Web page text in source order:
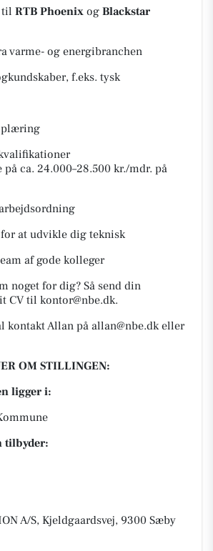
til RTB Phoenix og Blackstar
varme- og energibranchen
f.eks. tysk
på ca. 24.000–28.500 kr./mdr. på
at udvikle dig teknisk
af gode kolleger
noget for dig? Så send din
CV til kontor@nbe.dk.
kontakt Allan på allan@nbe.dkeller
OM STILLINGEN:
ligger i:
tilbyder:
A/S, Kjeldgaardsvej, 9300 Sæby